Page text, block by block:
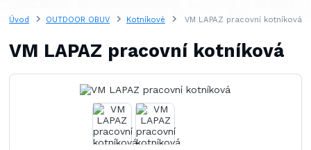
Úvod OUTDOOR OBUV Kotníkové VM LAPAZ pracovní kotníková
VM LAPAZ pracovní kotníková